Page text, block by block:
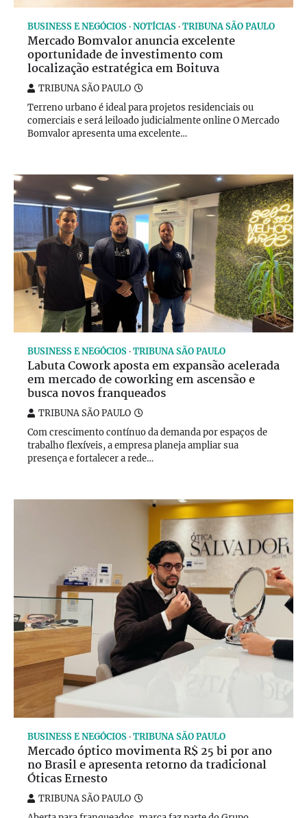
BUSINESS E NEGÓCIOS NOTÍCIAS TRIBUNA SÃO PAULO
Mercado Bomvalor anuncia excelente
oportunidade de investimento com
localização estratégica em Boituva
TRIBUNA SÃO PAULO
Terreno urbano é ideal para projetos residenciais ou
comerciais e será leiloado judicialmente online O Mercado
Bomvalor apresenta uma excelente…
BUSINESS E NEGÓCIOS TRIBUNA SÃO PAULO
Labuta Cowork aposta em expansão acelerada
em mercado de coworking em ascensão e
busca novos franqueados
TRIBUNA SÃO PAULO
Com crescimento contínuo da demanda por espaços de
trabalho flexíveis, a empresa planeja ampliar sua
presença e fortalecer a rede…
BUSINESS E NEGÓCIOS TRIBUNA SÃO PAULO
Mercado óptico movimenta R$ 25 bi por ano
no Brasil e apresenta retorno da tradicional
Óticas Ernesto
TRIBUNA SÃO PAULO